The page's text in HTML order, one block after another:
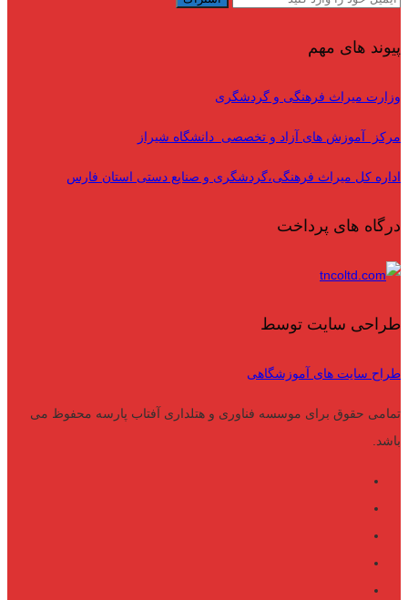
پیوند های مهم
وزارت میراث فرهنگی و گردشگری
مرکز آموزش های آزاد و تخصصی دانشگاه شیراز
اداره کل میراث فرهنگی،گردشگری و صنایع دستی استان فارس
درگاه های پرداخت
طراحی سایت توسط
طراح سایت های آموزشگاهی
تمامی حقوق برای موسسه فناوری و هتلداری آفتاب پارسه محفوظ می
باشد.